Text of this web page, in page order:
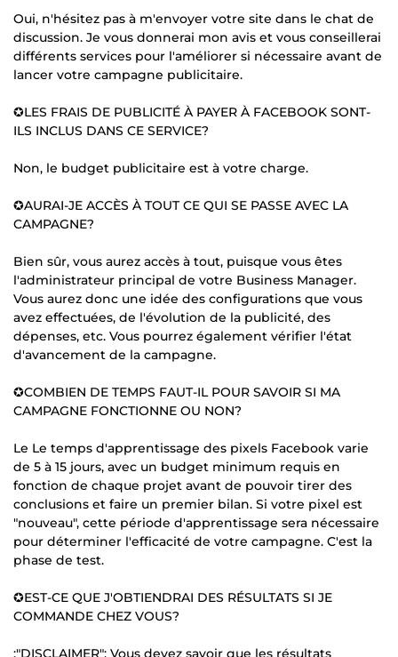
Oui, n'hésitez pas à m'envoyer votre site dans le chat de
discussion. Je vous donnerai mon avis et vous conseillerai
différents services pour l'améliorer si nécessaire avant de
lancer votre campagne publicitaire.
✪LES FRAIS DE PUBLICITÉ À PAYER À FACEBOOK SONT-
ILS INCLUS DANS CE SERVICE?
Non, le budget publicitaire est à votre charge.
✪AURAI-JE ACCÈS À TOUT CE QUI SE PASSE AVEC LA
CAMPAGNE?
Bien sûr, vous aurez accès à tout, puisque vous êtes
l'administrateur principal de votre Business Manager.
Vous aurez donc une idée des configurations que vous
avez effectuées, de l'évolution de la publicité, des
dépenses, etc. Vous pourrez également vérifier l'état
d'avancement de la campagne.
✪COMBIEN DE TEMPS FAUT-IL POUR SAVOIR SI MA
CAMPAGNE FONCTIONNE OU NON?
Le Le temps d'apprentissage des pixels Facebook varie
de 5 à 15 jours, avec un budget minimum requis en
fonction de chaque projet avant de pouvoir tirer des
conclusions et faire un premier bilan. Si votre pixel est
"nouveau", cette période d'apprentissage sera nécessaire
pour déterminer l'efficacité de votre campagne. C'est la
phase de test.
✪EST-CE QUE J'OBTIENDRAI DES RÉSULTATS SI JE
COMMANDE CHEZ VOUS?
:"DISCLAIMER": Vous devez savoir que les résultats